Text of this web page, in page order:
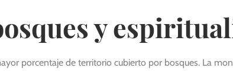
y
porcentaje de territorio cubierto por bosques. La